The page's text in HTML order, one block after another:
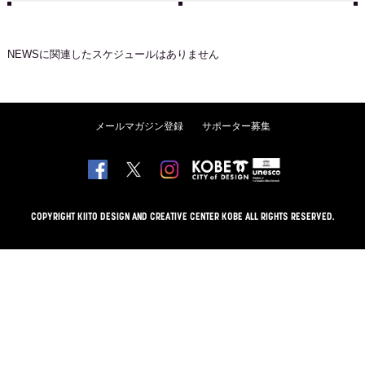
NEWSに関連したスケジュールはありません
メールマガジン登録 サポーター募集
COPYRIGHT KIITO DESIGN AND CREATIVE CENTER KOBE ALL RIGHTS RESERVED.